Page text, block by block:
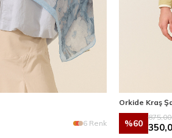
6 Renk
Orkide Kraş
%60
875,00